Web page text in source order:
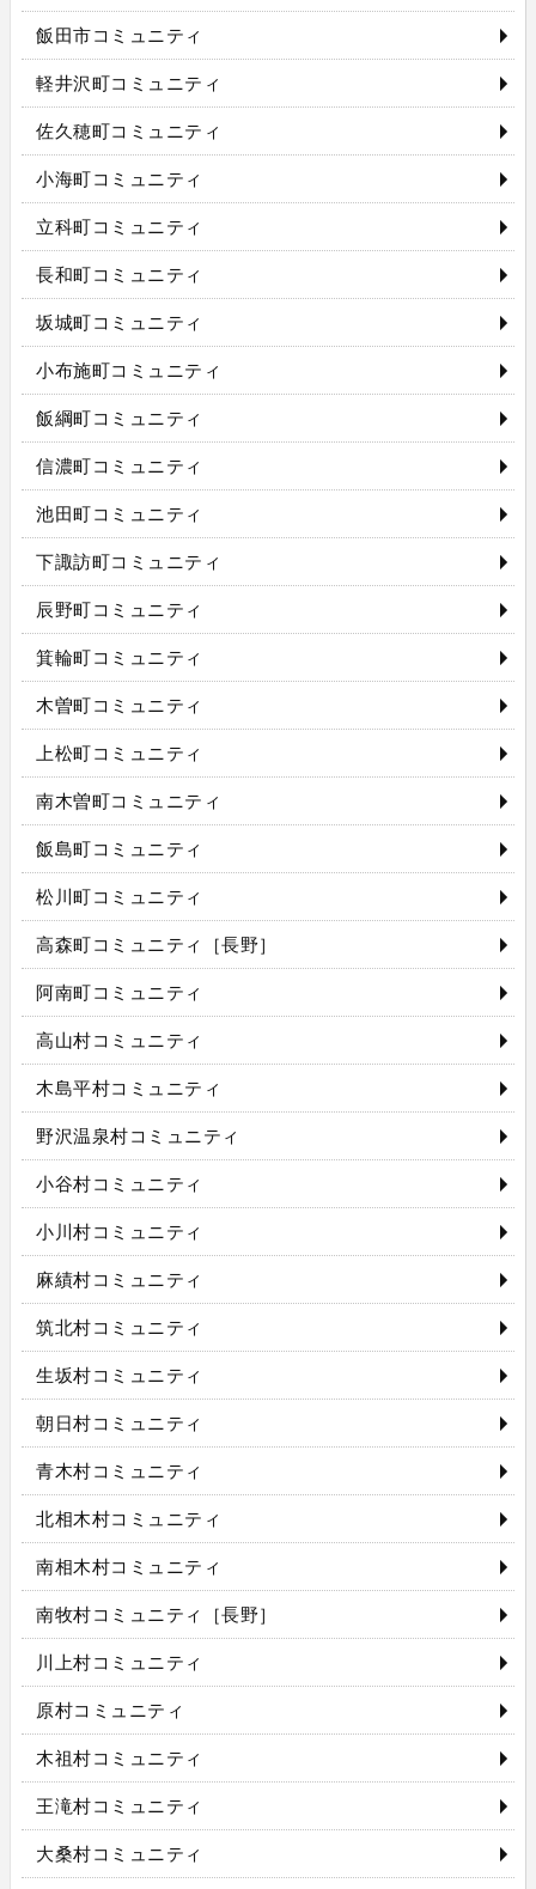
飯田市コミュニティ
軽井沢町コミュニティ
佐久穂町コミュニティ
小海町コミュニティ
立科町コミュニティ
長和町コミュニティ
坂城町コミュニティ
小布施町コミュニティ
飯綱町コミュニティ
信濃町コミュニティ
池田町コミュニティ
下諏訪町コミュニティ
辰野町コミュニティ
箕輪町コミュニティ
木曽町コミュニティ
上松町コミュニティ
南木曽町コミュニティ
飯島町コミュニティ
松川町コミュニティ
高森町コミュニティ［長野］
阿南町コミュニティ
高山村コミュニティ
木島平村コミュニティ
野沢温泉村コミュニティ
小谷村コミュニティ
小川村コミュニティ
麻績村コミュニティ
筑北村コミュニティ
生坂村コミュニティ
朝日村コミュニティ
青木村コミュニティ
北相木村コミュニティ
南相木村コミュニティ
南牧村コミュニティ［長野］
川上村コミュニティ
原村コミュニティ
木祖村コミュニティ
王滝村コミュニティ
大桑村コミュニティ